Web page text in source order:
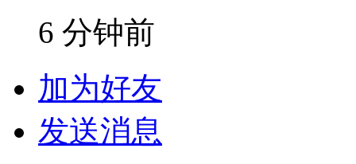
6 分钟前
加为好友
发送消息